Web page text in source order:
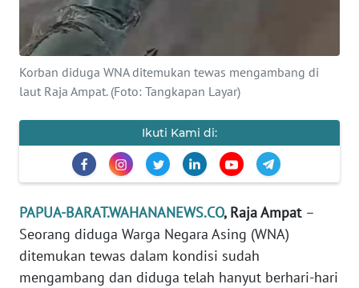
Korban diduga WNA ditemukan tewas mengambang di
laut Raja Ampat. (Foto: Tangkapan Layar)
Ikuti Kami di:
PAPUA-BARAT.WAHANANEWS.CO, Raja Ampat –
Seorang diduga Warga Negara Asing (WNA)
ditemukan tewas dalam kondisi sudah
mengambang dan diduga telah hanyut berhari-hari
KARIR
DISCLAIMER
News
WN
WN
JAKARTA